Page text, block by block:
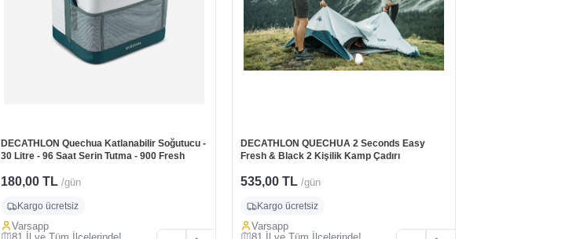
DECATHLON Quechua Katlanabilir Soğutucu -
30 Litre - 96 Saat Serin Tutma - 900 Fresh
180,00 TL /gün
Kargo ücretsiz
Varsapp
81 İl ve Tüm İlçelerinde!
DECATHLON QUECHUA 2 Seconds Easy
Fresh & Black 2 Kişilik Kamp Çadırı
535,00 TL /gün
Kargo ücretsiz
Varsapp
81 İl ve Tüm İlçelerinde!